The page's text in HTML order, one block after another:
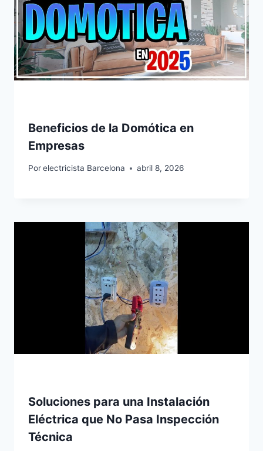
Beneficios de la Domótica en
Empresas
Porelectricista Barcelona abril 8, 2026
Soluciones para una Instalación
Eléctrica que No Pasa Inspección
Técnica